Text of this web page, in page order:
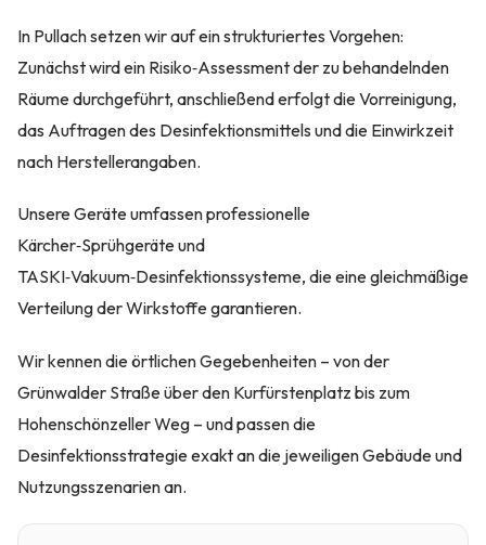
In Pullach setzen wir auf ein strukturiertes Vorgehen:
Zunächst wird ein Risiko‑Assessment der zu behandelnden
Räume durchgeführt, anschließend erfolgt die Vorreinigung,
das Auftragen des Desinfektionsmittels und die Einwirkzeit
nach Herstellerangaben.
Unsere Geräte umfassen professionelle
Kärcher‑Sprühgeräte und
TASKI‑Vakuum‑Desinfektionssysteme, die eine gleichmäßige
Verteilung der Wirkstoffe garantieren.
Wir kennen die örtlichen Gegebenheiten – von der
Grünwalder Straße über den Kurfürstenplatz bis zum
Hohenschönzeller Weg – und passen die
Desinfektionsstrategie exakt an die jeweiligen Gebäude und
Nutzungsszenarien an.